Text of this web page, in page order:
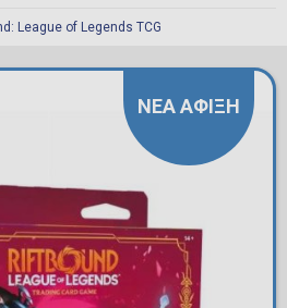
League of Legends TCG
ΝΕΑ ΑΦΙΞΗ